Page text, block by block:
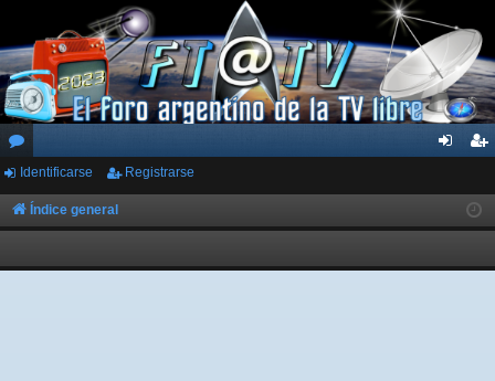
or
os
ar
ist
rs
Identificarse Registrarse
Índice general